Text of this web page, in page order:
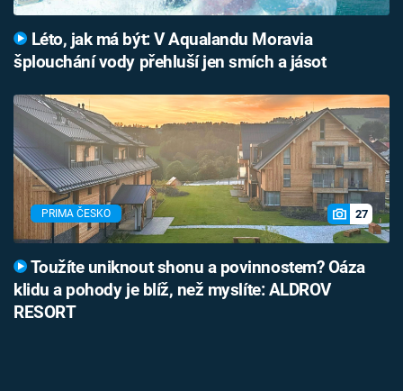
Léto, jak má být: V Aqualandu Moravia
šplouchání vody přehluší jen smích a jásot
PRIMA ČESKO 27
Toužíte uniknout shonu a povinnostem? Oáza
klidu a pohody je blíž, než myslíte: ALDROV
RESORT